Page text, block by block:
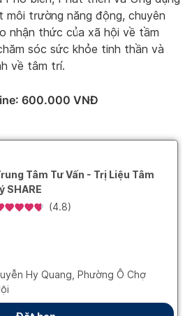
môi trường năng động, chuyên
nhận thức của xã hội về tầm
sóc sức khỏe tinh thần và
về tâm trí.
: 600.000 VNĐ